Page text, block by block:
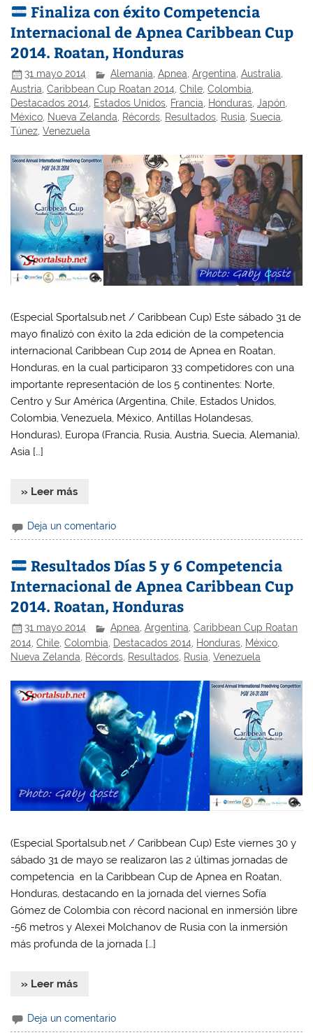
Finaliza con éxito Competencia
Internacional de Apnea Caribbean Cup
2014. Roatan, Honduras
31 mayo 2014 Alemania,Apnea,Argentina,Australia,
Austria ,Caribbean Cup Roatan 2014 ,Chile ,Colombia
Destacados 2014 Estados Unidos Francia Honduras ,Japón
México Nueva Zelanda Récords Resultados Rusia ,Suecia
Túnez ,Venezuela
(Especial Sportalsub.net / Caribbean Cup) Este sábado 31 de
mayo finalizó con éxito la 2da edición de la competencia
internacional Caribbean Cup 2014 de Apnea en Roatan,
Honduras, en la cual participaron 33 competidores con una
importante representación de los 5 continentes: Norte,
Centro y Sur América (Argentina, Chile, Estados Unidos,
Colombia, Venezuela, México, Antillas Holandesas,
Honduras), Europa (Francia, Rusia, Austria, Suecia, Alemania),
Asia […]
» Leer más
Deja un comentario
Resultados Días 5 y 6 Competencia
Internacional de Apnea Caribbean Cup
2014. Roatan, Honduras
31 mayo 2014 Apnea ,Argentina ,Caribbean Cup Roatan
2014 ,Chile ,Colombia Destacados 2014 Honduras México
Nueva Zelanda Récords Resultados Rusia ,Venezuela
(Especial Sportalsub.net / Caribbean Cup) Este viernes 30 y
sábado 31 de mayo se realizaron las 2 últimas jornadas de
competencia en la Caribbean Cup de Apnea en Roatan,
Honduras, destacando en la jornada del viernes Sofía
Gómez de Colombia con récord nacional en inmersión libre
-56 metros y Alexei Molchanov de Rusia con la inmersión
más profunda de la jornada […]
» Leer más
Deja un comentario